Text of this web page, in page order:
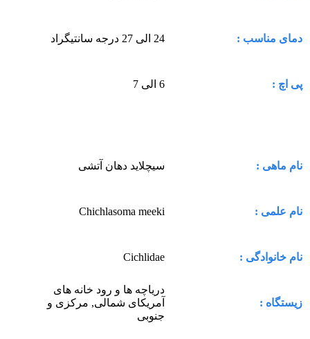
دمای مناسب : 24 الی 27 درجه سانتیگراد
پی اچ : 6 الی 7
نام ماهی : سیچلاید دهان آتشی
نام علمی : Chichlasoma meeki
نام خانوادگی : Cichlidae
زیستگاه :
دریاچه ها و رود خانه های
آمریکای شمالی, مرکزی و
جنوبی